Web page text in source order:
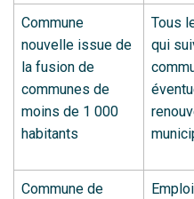
Commune
nouvelle issue de
la fusion de
communes de
moins de 1 000
habitants
Tous
qui
Commune de